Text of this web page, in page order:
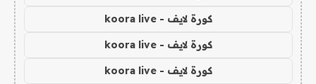
كورة لايف - koora live
كورة لايف - koora live
كورة لايف - koora live